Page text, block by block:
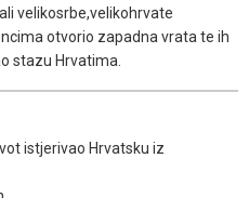
velikosrbe,velikohrvate
otvorio zapadna vrata te ih
stazu Hrvatima.
istjerivao Hrvatsku iz